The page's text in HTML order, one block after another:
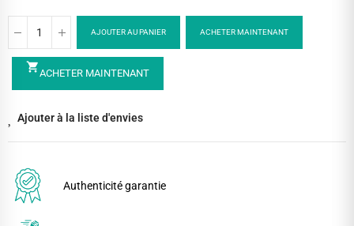
AJOUTER AU PANIER ACHETER MAINTENANT
shopping_cartACHETER MAINTENANT
Ajouter à la liste d'envies
Authenticité garantie